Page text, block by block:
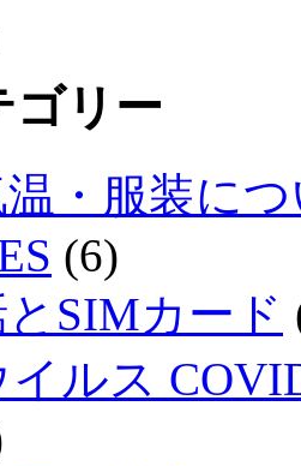
ゴリー
・服装に
(6)
SIMカード
ルス